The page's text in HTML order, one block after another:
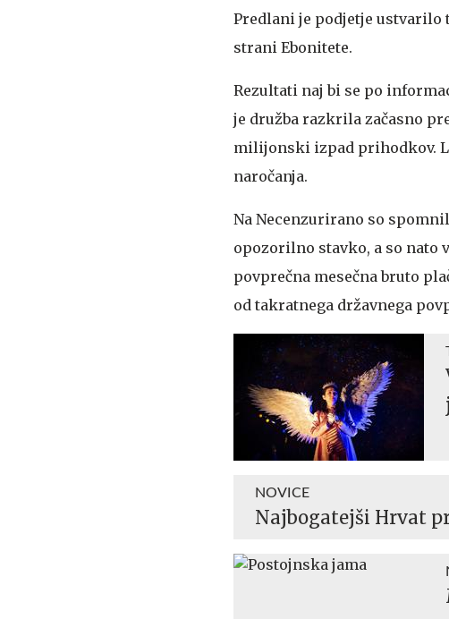
Predlani je podjetje ustvarilo
strani Ebonitete.
Rezultati naj bi se po
je družba razkrila začasno
milijonski izpad prihodkov.
naročanja.
Na Necenzurirano so
opozorilno stavko, a so nato
povprečna mesečna bruto
od takratnega državnega
NOVICE
Najbogatejši Hrvat